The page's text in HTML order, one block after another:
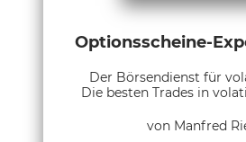
Optionsscheine-
Der Börsendienst für
Die besten Trades in
von Manfred